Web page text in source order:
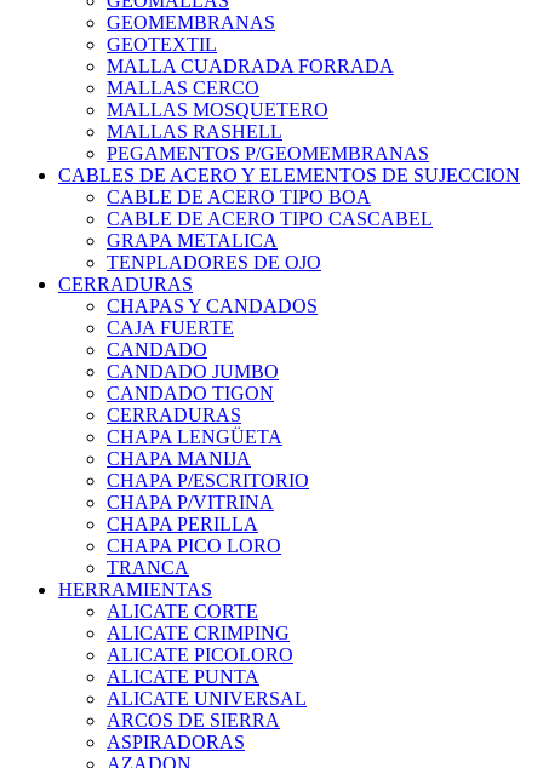
GEOMEMBRANAS
GEOTEXTIL
MALLA CUADRADA FORRADA
MALLAS CERCO
MALLAS MOSQUETERO
MALLAS RASHELL
PEGAMENTOS P/GEOMEMBRANAS
CABLES DE ACERO Y ELEMENTOS DE SUJECCION
CABLE DE ACERO TIPO BOA
CABLE DE ACERO TIPO CASCABEL
GRAPA METALICA
TENPLADORES DE OJO
CERRADURAS
CHAPAS Y CANDADOS
CAJA FUERTE
CANDADO
CANDADO JUMBO
CANDADO TIGON
CERRADURAS
CHAPA LENGÜETA
CHAPA MANIJA
CHAPA P/ESCRITORIO
CHAPA P/VITRINA
CHAPA PERILLA
CHAPA PICO LORO
TRANCA
HERRAMIENTAS
ALICATE CORTE
ALICATE CRIMPING
ALICATE PICOLORO
ALICATE PUNTA
ALICATE UNIVERSAL
ARCOS DE SIERRA
ASPIRADORAS